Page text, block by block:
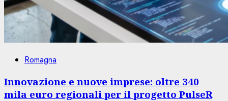
Romagna
Innovazione e nuove imprese: oltre 340
mila euro regionali per il progetto PulseR